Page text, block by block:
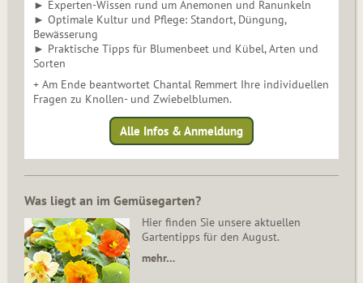
► Experten-Wissen rund um Anemonen und Ranunkeln
► Optimale Kultur und Pflege: Standort, Düngung,
Bewässerung
► Praktische Tipps für Blumenbeet und Kübel, Arten und
Sorten
+ Am Ende beantwortet Chantal Remmert Ihre individuellen
Fragen zu Knollen- und Zwiebelblumen.
Alle Infos & Anmeldung
Was liegt an im Gemüsegarten?
Hier finden Sie unsere aktuellen
Gartentipps für den August.
mehr…